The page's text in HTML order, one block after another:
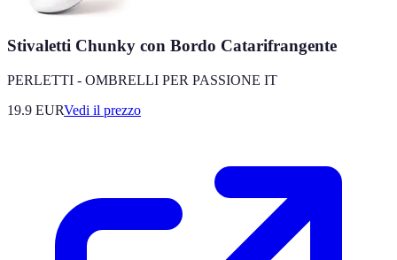
Stivaletti Chunky con Bordo Catarifrangente
PERLETTI - OMBRELLI PER PASSIONE IT
19.9 EURVedi il prezzo